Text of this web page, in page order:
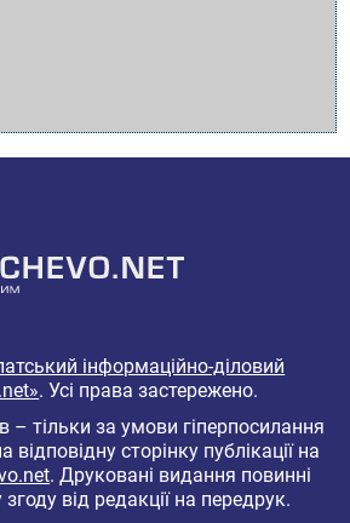
інформаційно-діловий
. Усі права застережено.
– тільки за умови гіперпосилання
сторінку публікації на
. Друковані видання повинні
від редакції на передрук.